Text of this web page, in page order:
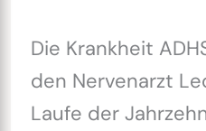
Die Krankheit
den Nervenarzt
Laufe der